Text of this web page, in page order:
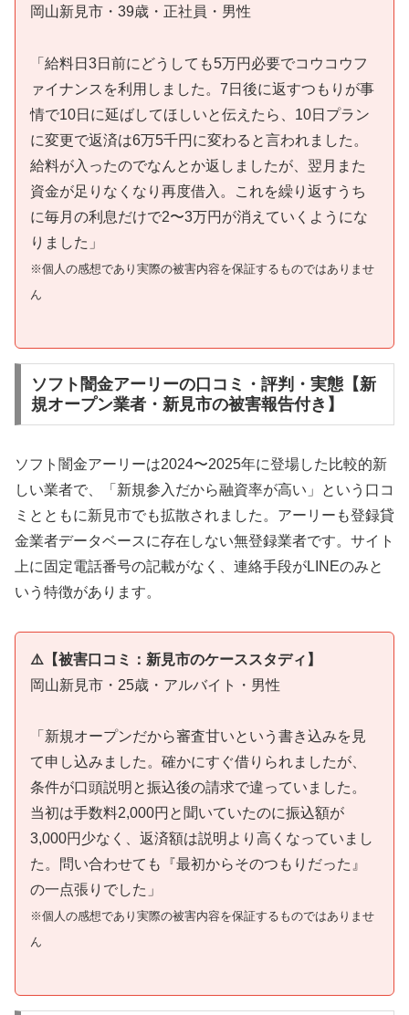
岡山新見市・39歳・正社員・男性
「給料日3日前にどうしても5万円必要でコウコウフ
ァイナンスを利用しました。7日後に返すつもりが事
情で10日に延ばしてほしいと伝えたら、10日プラン
に変更で返済は6万5千円に変わると言われました。
給料が入ったのでなんとか返しましたが、翌月また
資金が足りなくなり再度借入。これを繰り返すうち
に毎月の利息だけで2〜3万円が消えていくようにな
りました」
※個人の感想であり実際の被害内容を保証するものではありませ
ん
ソフト闇金アーリーの口コミ・評判・実態【新
規オープン業者・新見市の被害報告付き】
ソフト闇金アーリーは2024〜2025年に登場した比較的新
しい業者で、「新規参入だから融資率が高い」という口コ
ミとともに新見市でも拡散されました。アーリーも登録貸
金業者データベースに存在しない無登録業者です。サイト
上に固定電話番号の記載がなく、連絡手段がLINEのみと
いう特徴があります。
⚠️【被害口コミ：新見市のケーススタディ】
岡山新見市・25歳・アルバイト・男性
「新規オープンだから審査甘いという書き込みを見
て申し込みました。確かにすぐ借りられましたが、
条件が口頭説明と振込後の請求で違っていました。
当初は手数料2,000円と聞いていたのに振込額が
3,000円少なく、返済額は説明より高くなっていまし
た。問い合わせても『最初からそのつもりだった』
の一点張りでした」
※個人の感想であり実際の被害内容を保証するものではありませ
ん